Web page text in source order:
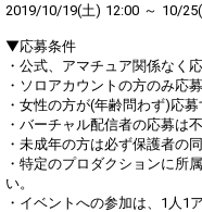
2019/10/19(土) 12:00 ～ 10/
▼応募条件
・公式、アマチュア関係なく
・ソロアカウントの方のみ応
・女性の方が(年齢問わず)応募
・バーチャル配信者の応募は
・未成年の方は必ず保護者の
・特定のプロダクションに所
い。
・イベントへの参加は、1人1